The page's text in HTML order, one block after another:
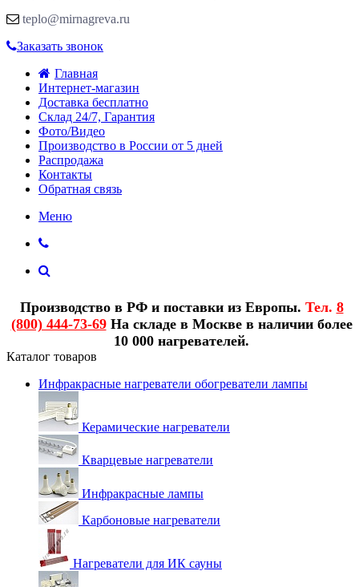
teplo@mirnagreva.ru
Заказать звонок
Главная
Интернет-магазин
Доставка бесплатно
Склад 24/7, Гарантия
Фото/Видео
Производство в России от 5 дней
Распродажа
Контакты
Обратная связь
Меню
Производство в РФ и поставки из Европы. Тел. 8
(800) 444-73-69На складе в Москве в наличии более
10 000 нагревателей.
Каталог товаров
Инфракрасные нагреватели обогреватели лампы
Керамические нагреватели
Кварцевые нагреватели
Инфракрасные лампы
Карбоновые нагреватели
Нагреватели для ИК сауны